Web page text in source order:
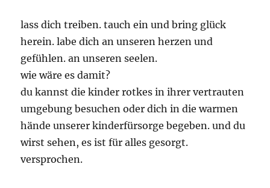
lass dich treiben. tauch ein und bring glück
herein. labe dich an unseren herzen und
gefühlen. an unseren seelen.
wie wäre es damit?
du kannst die kinder rotkes in ihrer vertrauten
umgebung besuchen oder dich in die warmen
hände unserer kinderfürsorge begeben. und du
wirst sehen, es ist für alles gesorgt.
versprochen.